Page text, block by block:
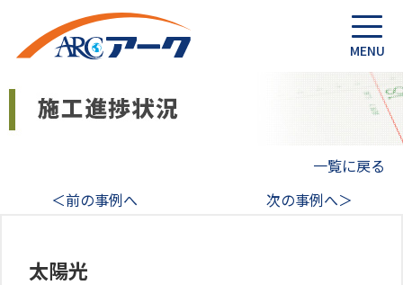
一覧に戻る
＜前の事例へ
次の事例へ＞
太陽光